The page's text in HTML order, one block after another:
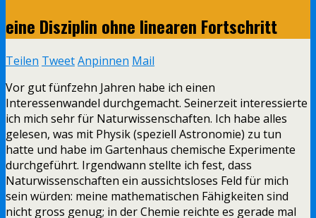
eine Disziplin ohne linearen Fortschritt
Teilen TweetAnpinnen Mail
Vor gut fünfzehn Jahren habe ich einen
Interessenwandel durchgemacht. Seinerzeit interessierte
ich mich sehr für Naturwissenschaften. Ich habe alles
gelesen, was mit Physik (speziell Astronomie) zu tun
hatte und habe im Gartenhaus chemische Experimente
durchgeführt. Irgendwann stellte ich fest, dass
Naturwissenschaften ein aussichtsloses Feld für mich
sein würden: meine mathematischen Fähigkeiten sind
nicht gross genug; in der Chemie reichte es gerade mal